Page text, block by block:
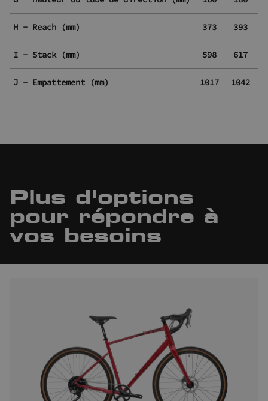
H - Reach (mm) 373 393
I - Stack (mm) 598 617
J - Empattement (mm) 1017 1042
Plus d'options
pour répondre à
vos besoins